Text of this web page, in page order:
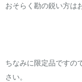
おそらく勘の鋭い方は
ちなみに限定品ですの
さい。